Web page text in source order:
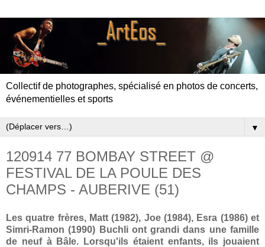
Collectif de photographes, spécialisé en photos de concerts,
événementielles et sports
▼
120914 77 BOMBAY STREET @
FESTIVAL DE LA POULE DES
CHAMPS - AUBERIVE (51)
Les quatre frères, Matt (1982), Joe (1984), Esra (1986) et
Simri-Ramon (1990) Buchli ont grandi dans une famille
de neuf à Bâle. Lorsqu'ils étaient enfants, ils jouaient